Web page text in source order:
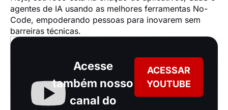
agentes de IA usando as melhores ferramentas No-
Code, empoderando pessoas para inovarem sem
barreiras técnicas.
Acesse
também nosso
canal do
ACESSAR
YOUTUBE